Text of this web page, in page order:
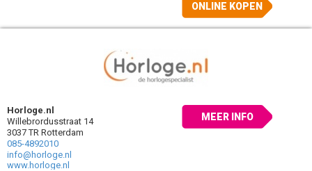
ONLINE KOPEN
Horloge.nl
Willebrordusstraat 14
3037 TR Rotterdam
085-4892010
info@horloge.nl
www.horloge.nl
MEER INFO